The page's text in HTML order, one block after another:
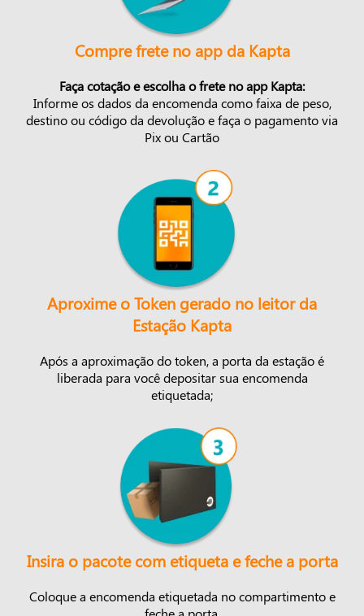
Compre frete no app da Kapta
Faça cotação e escolha o frete no app Kapta:
Informe os dados da encomenda como faixa de peso,
destino ou código da devolução e faça o pagamento via
Pix ou Cartão
Aproxime o Token gerado no leitor da
Estação Kapta
Após a aproximação do token, a porta da estação é
liberada para você depositar sua encomenda
etiquetada;
Insira o pacote com etiqueta e feche a porta
Coloque a encomenda etiquetada no compartimento e